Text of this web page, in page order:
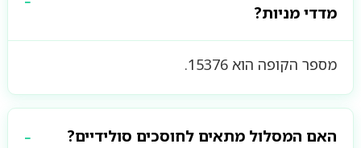
מדדי מניות?
מספר הקופה הוא 15376.
האם המסלול מתאים לחוסכים סולידיים?